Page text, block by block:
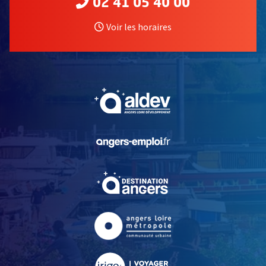
02 41 05 40 00
Voir les horaires
, Ouvre une nouvelle
, Ouvre une nouvelle